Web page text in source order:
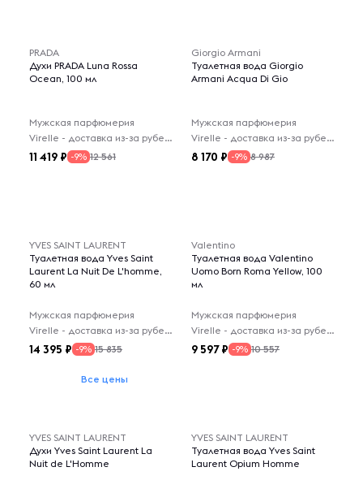
PRADA
Духи PRADA Luna Rossa
Ocean, 100 мл
Мужская парфюмерия
Virelle - доставка из-за рубежа
11 419 -9% 12 561
Giorgio Armani
Туалетная вода Giorgio
Armani Acqua Di Gio
Мужская парфюмерия
Virelle - доставка из-за рубежа
8 170 -9% 8 987
YVES SAINT LAURENT
Туалетная вода Yves Saint
Laurent La Nuit De L'homme,
60 мл
Мужская парфюмерия
Virelle - доставка из-за рубежа
14 395 -9% 15 835
Все цены
Valentino
Туалетная вода Valentino
Uomo Born Roma Yellow, 100
мл
Мужская парфюмерия
Virelle - доставка из-за рубежа
9 597 -9% 10 557
YVES SAINT LAURENT
Духи Yves Saint Laurent La
Nuit de L'Homme
YVES SAINT LAURENT
Туалетная вода Yves Saint
Laurent Opium Homme